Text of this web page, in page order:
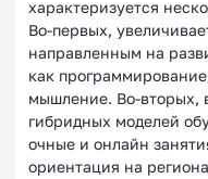
характеризуется
Во-первых,
направленным на
как
мышление. Во-вторых,
гибридных моделей
очные и онлайн
ориентация на